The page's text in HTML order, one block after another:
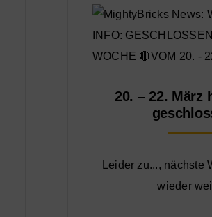
20. – 22. März
Leider zu..., nächste
wieder